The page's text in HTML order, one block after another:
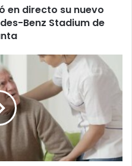
en directo su nuevo
Benz Stadium de